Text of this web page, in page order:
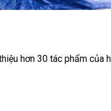
hơn 30 tác phẩm của